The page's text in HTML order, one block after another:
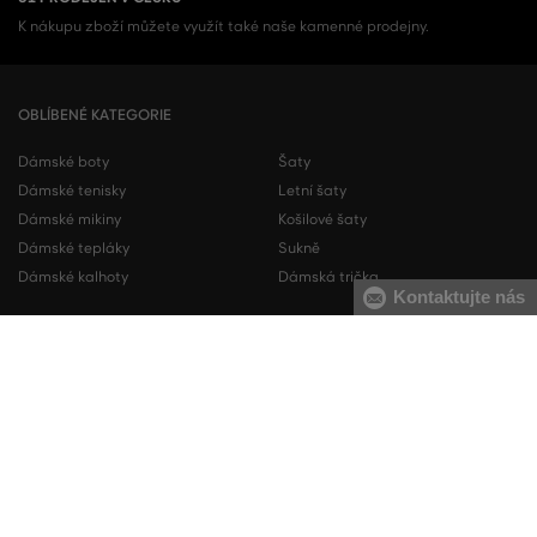
K nákupu zboží můžete využít také naše kamenné prodejny.
OBLÍBENÉ KATEGORIE
Dámské boty
Dámské tenisky
Dámské mikiny
Dámské tepláky
Dámské kalhoty
Šaty
Letní šaty
Košilové šaty
Sukně
Dámská trička
Kontaktujte nás